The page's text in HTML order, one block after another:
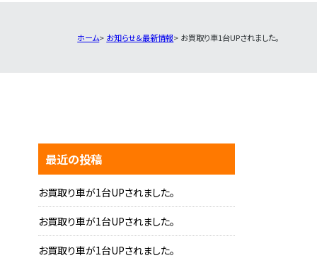
ホーム お知らせ＆最新情報 お買取り車1台UPされました。
最近の投稿
お買取り車が1台UPされました。
お買取り車が1台UPされました。
お買取り車が1台UPされました。